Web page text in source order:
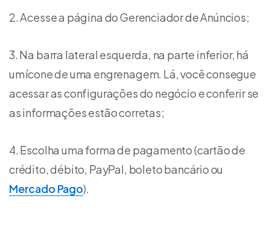
Acesse a página do Gerenciador de Anúncios;
Na barra lateral esquerda, na parte inferior, há
um ícone de uma engrenagem. Lá, você consegue
acessar as configurações do negócio e conferir se
as informações estão corretas;
Escolha uma forma de pagamento (cartão de
crédito, débito, PayPal, boleto bancário ou
Mercado Pago).